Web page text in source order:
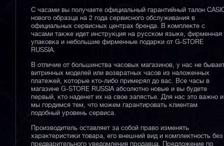
С часами вы получаете официальный гарантийный талон
нового образца на 2 года сервисного обслуживания в
официальных сервисных центрах бренда. В комплекте с
часами также идет инструкция на русском языке, фирменная
упаковка и небольшие фирменные подарки от G-STORE
RUSSIA.
В отличие от большинства часовых магазинов, у нас не
витринных моделей или возвратных часов из наложенных
платежей, которые кто-либо примерял до вас. Все часы в
магазине G-STORE RUSSIA абсолютно новые и вы будете
первый, кто наденет их на свое запястье. Для нас это важно и
мы гордимся тем, что можем гарантировать клиентам
подобный уровень сервиса.
Производитель оставляет за собой право изменять
характеристики товара, его внешний вид и комплектность без
предварительного уведомления продавца. Предложение по